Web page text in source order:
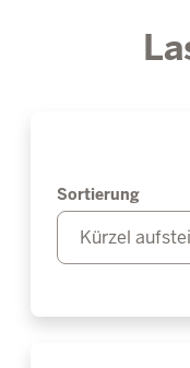
Sortierung